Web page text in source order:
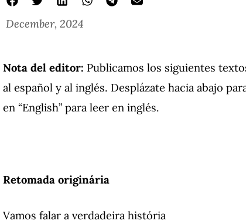
December, 2024
Nota del editor: Publicamos los siguientes
al español y al inglés. Desplázate hacia abajo
en “English” para leer en inglés.
Retomada originária
Vamos falar a verdadeira história